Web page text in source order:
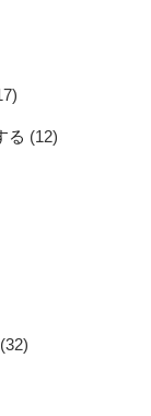
る (12)
(32)